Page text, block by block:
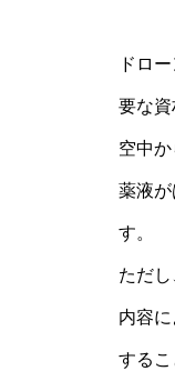
ドロ
要な資
空中
薬液
す。
ただ
内容
するこ